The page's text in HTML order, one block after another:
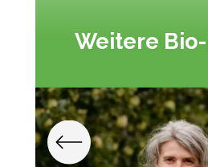
Weitere